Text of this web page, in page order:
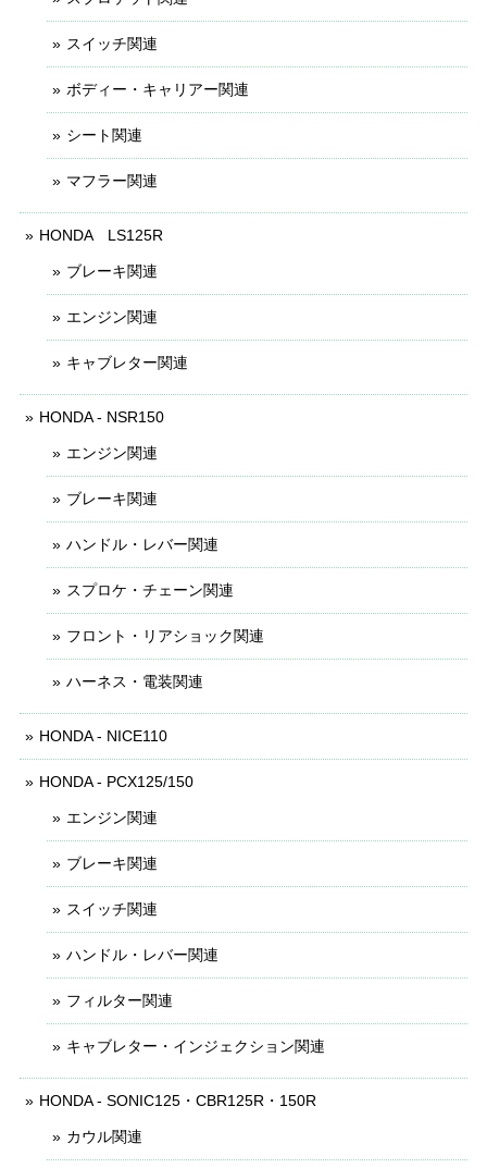
スイッチ関連
ボディー・キャリアー関連
シート関連
マフラー関連
HONDA LS125R
ブレーキ関連
エンジン関連
キャブレター関連
HONDA - NSR150
エンジン関連
ブレーキ関連
ハンドル・レバー関連
スプロケ・チェーン関連
フロント・リアショック関連
ハーネス・電装関連
HONDA - NICE110
HONDA - PCX125/150
エンジン関連
ブレーキ関連
スイッチ関連
ハンドル・レバー関連
フィルター関連
キャブレター・インジェクション関連
HONDA - SONIC125・CBR125R・150R
カウル関連